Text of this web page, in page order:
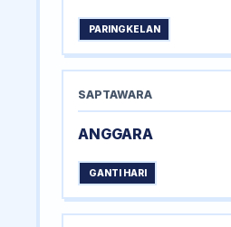
PARINGKELAN
SAPTAWARA
ANGGARA
GANTI HARI